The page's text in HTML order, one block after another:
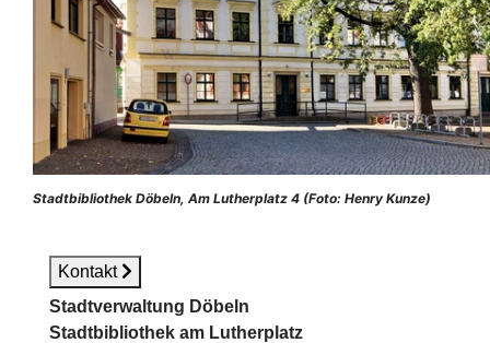
Stadtbibliothek Döbeln, Am Lutherplatz 4 (Foto: Henry Kunze)
Kontakt
Stadtverwaltung Döbeln
Stadtbibliothek am Lutherplatz